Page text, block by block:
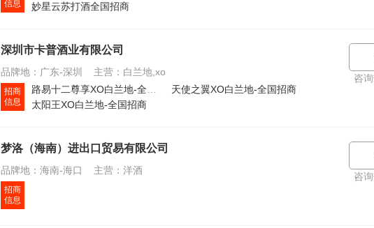
信息
妙星云苏打酒全国招商
深圳市卡普酒业有限公司
品牌地：广东-深圳 主营：白兰地,xo
招商
信息
天使之翼XO白兰地-全国招商
太阳王XO白兰地-全国招商
咨
梦洛（海南）进出口贸易有限公司
品牌地：海南-海口 主营：洋酒
招商
信息
咨